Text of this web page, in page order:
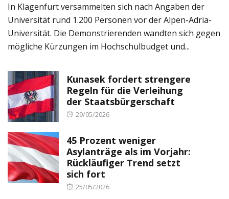
In Klagenfurt versammelten sich nach Angaben der
Universität rund 1.200 Personen vor der Alpen-Adria-
Universität. Die Demonstrierenden wandten sich gegen
mögliche Kürzungen im Hochschulbudget und...
Kunasek fordert strengere
Regeln für die Verleihung
der Staatsbürgerschaft
Posted
29/05/2026
45 Prozent weniger
Asylanträge als im Vorjahr:
Rückläufiger Trend setzt
sich fort
Posted
25/05/2026